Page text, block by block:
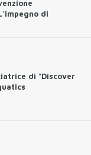
di
di "Discover